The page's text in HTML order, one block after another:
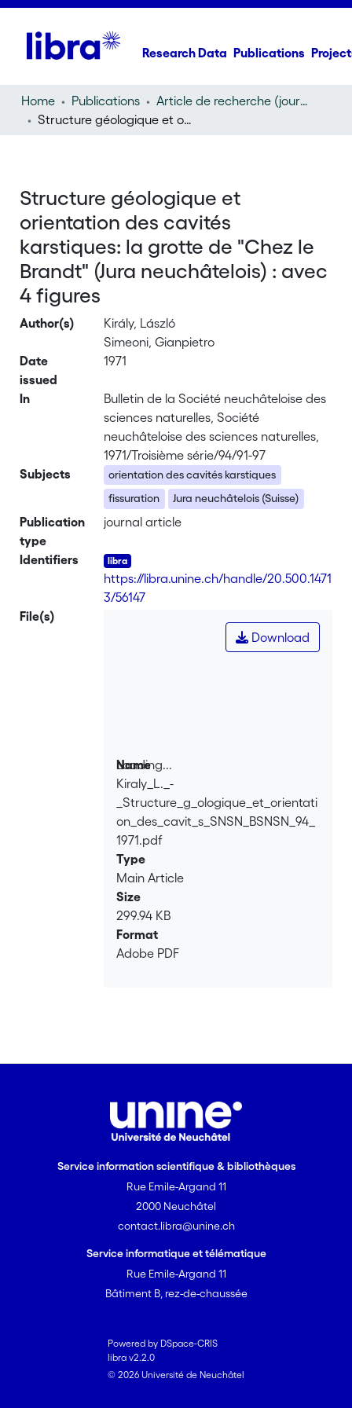
Research Data Publications
Home Publications
Article de recherche (journal article)
Structure géologique et orientation des cavités karstiques: la grotte de "Chez le Brandt" (Jura neuchâtelois) : avec 4 figures
Structure géologique et
orientation des cavités
karstiques: la grotte de "Chez le
Brandt" (Jura neuchâtelois) : avec
4 figures
Author(s)
Király, László
Simeoni, Gianpietro
Date
issued
1971
In
Bulletin de la Société neuchâteloise des
sciences naturelles, Société
neuchâteloise des sciences naturelles,
1971/Troisième série/94/91-97
Subjects
orientation des cavités karstiques
fissuration
Jura neuchâtelois (Suisse)
Publication
type
journal article
Identifiers
https://libra.unine.ch/handle/20.500.1471
3/56147
File(s)
Loading...
Loading...
Download
Name
Kiraly_L._-
_Structure_g_ologique_et_orientati
on_des_cavit_s_SNSN_BSNSN_94_
1971.pdf
Type
Main Article
Size
299.94 KB
Format
Adobe PDF
Service information scientifique & bibliothèques
Rue Emile-Argand 11
2000 Neuchâtel
contact.libra@unine.ch
Service informatique et télématique
Rue Emile-Argand 11
Bâtiment B, rez-de-chaussée
Powered by DSpace-CRIS
libra v2.2.0
© 2026 Université de Neuchâtel